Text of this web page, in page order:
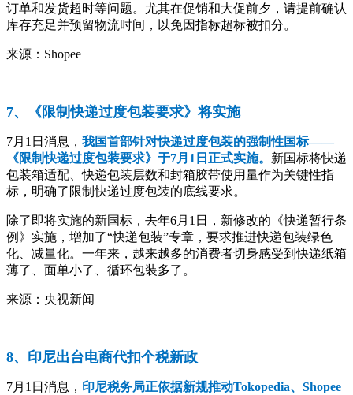
订单和发货超时等问题。尤其在促销和大促前夕，请提前确认
库存充足并预留物流时间，以免因指标超标被扣分。
来源：Shopee
7、《限制快递过度包装要求》将实施
7月1日消息， 我国首部针对快递过度包装的强制性国标——
《限制快递过度包装要求》于7月1日正式实施。 新国标将快递
包装箱适配、快递包装层数和封箱胶带使用量作为关键性指
标，明确了限制快递过度包装的底线要求。
除了即将实施的新国标，去年6月1日，新修改的《快递暂行条
例》实施，增加了“快递包装”专章，要求推进快递包装绿色
化、减量化。一年来，越来越多的消费者切身感受到快递纸箱
薄了、面单小了、循环包装多了。
来源：央视新闻
8、印尼出台电商代扣个税新政
7月1日消息， 印尼税务局正依据新规推动Tokopedia、Shopee